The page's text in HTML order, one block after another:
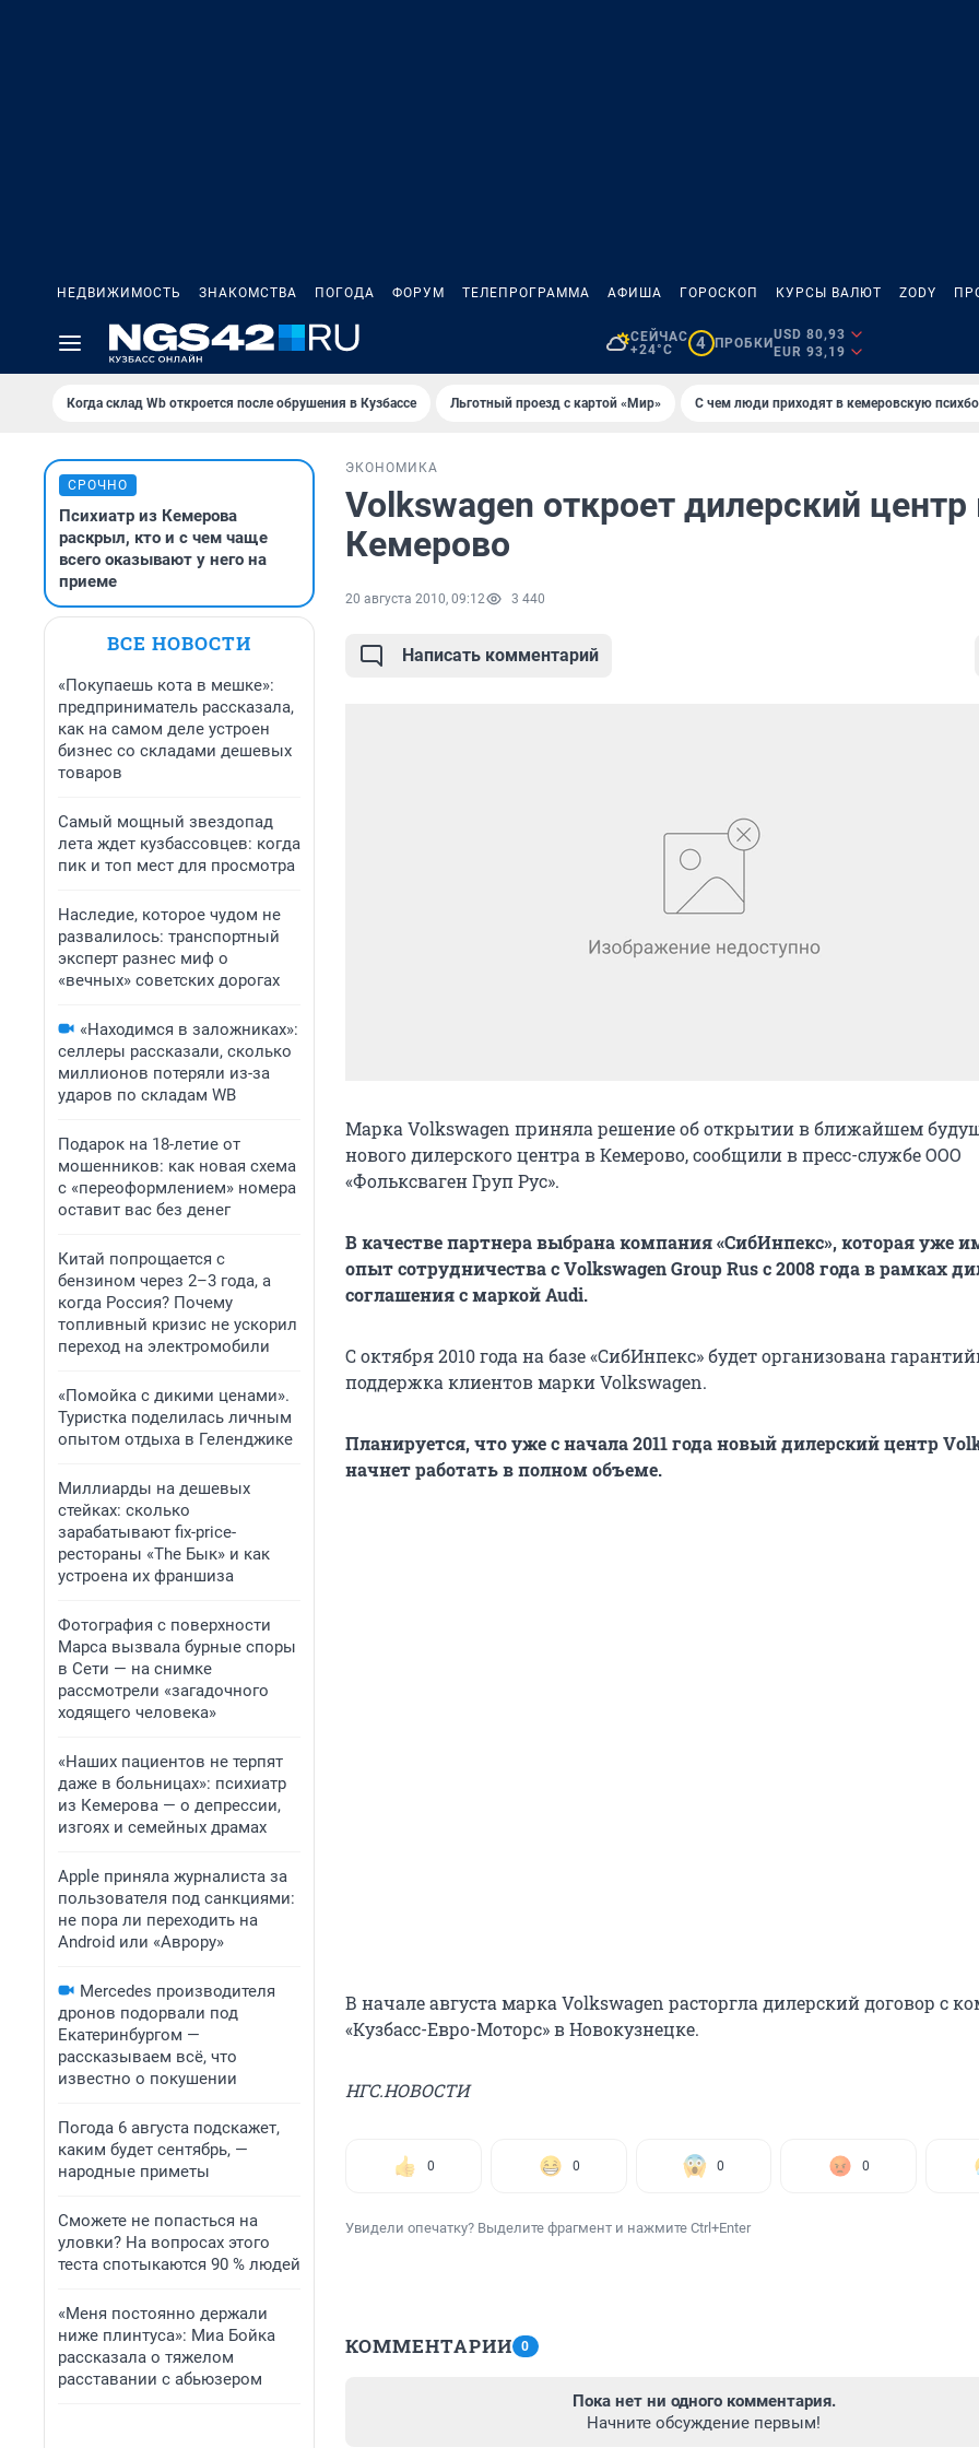
НЕДВИЖИМОСТЬ ЗНАКОМСТВА ПОГОДА ФОРУМ ТЕЛЕПРОГРАММА АФИША ГОРОСКОП КУРСЫ ВАЛЮТ ZODY
СЕЙЧАС
+24°C
4 ПРОБКИ
USD 80,93
EUR 93,19
Когда склад Wb откроется после обрушения в Кузбассе Льготный проезд с картой «Мир» С чем люди приходят в кемеровскую
СРОЧНО
Психиатр из Кемерова
раскрыл, кто и с чем чаще
всего оказывают у него на
приеме
ВСЕ НОВОСТИ
«Покупаешь кота в мешке»:
предприниматель рассказала,
как на самом деле устроен
бизнес со складами дешевых
товаров
Самый мощный звездопад
лета ждет кузбассовцев: когда
пик и топ мест для просмотра
Наследие, которое чудом не
развалилось: транспортный
эксперт разнес миф о
«вечных» советских дорогах
«Находимся в заложниках»:
селлеры рассказали, сколько
миллионов потеряли из-за
ударов по складам WB
Подарок на 18-летие от
мошенников: как новая схема
с «переоформлением» номера
оставит вас без денег
Китай попрощается с
бензином через 2–3 года, а
когда Россия? Почему
топливный кризис не ускорил
переход на электромобили
«Помойка с дикими ценами».
Туристка поделилась личным
опытом отдыха в Геленджике
Миллиарды на дешевых
стейках: сколько
зарабатывают fix-price-
рестораны «The Бык» и как
устроена их франшиза
Фотография с поверхности
Марса вызвала бурные споры
в Сети — на снимке
рассмотрели «загадочного
ходящего человека»
«Наших пациентов не терпят
даже в больницах»: психиатр
из Кемерова — о депрессии,
изгоях и семейных драмах
Apple приняла журналиста за
пользователя под санкциями:
не пора ли переходить на
Android или «Аврору»
Mercedes производителя
дронов подорвали под
Екатеринбургом —
рассказываем всё, что
известно о покушении
Погода 6 августа подскажет,
каким будет сентябрь, —
народные приметы
Сможете не попасться на
уловки? На вопросах этого
теста спотыкаются 90 % людей
«Меня постоянно держали
ниже плинтуса»: Миа Бойка
рассказала о тяжелом
расставании с абьюзером
ЭКОНОМИКА
Volkswagen откроет дилерский центр
Кемерово
20 августа 2010, 09:12 3 440
Написать комментарий
Марка Volkswagen приняла решение об открытии в ближайшем
нового дилерского центра в Кемерово, сообщили в пресс-службе ООО
«Фольксваген Груп Рус».
В качестве партнера выбрана компания «СибИнпекс», которая уже
опыт сотрудничества с Volkswagen Group Rus с 2008 года в рамках
соглашения с маркой Audi.
С октября 2010 года на базе «СибИнпекс» будет организована
поддержка клиентов марки Volkswagen.
Планируется, что уже с начала 2011 года новый дилерский центр
начнет работать в полном объеме.
В начале августа марка Volkswagen расторгла дилерский договор с
«Кузбасс-Евро-Моторс» в Новокузнецке.
НГС.НОВОСТИ
0 0 0 0
Увидели опечатку? Выделите фрагмент и нажмите Ctrl+Enter
КОММЕНТАРИИ 0
Пока нет ни одного комментария.
Начните обсуждение первым!